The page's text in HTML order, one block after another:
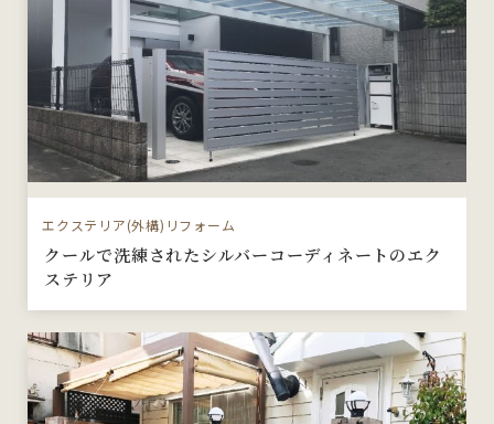
エクステリア(外構)リフォーム
クールで洗練されたシルバーコーディネートのエク
ステリア